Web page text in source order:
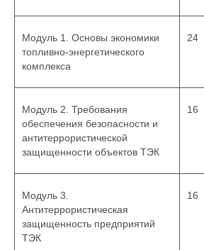
Модуль 1. Основы экономики
топливно-энергетического
комплекса
24
Модуль 2. Требования
обеспечения безопасности и
антитеррористической
защищенности объектов ТЭК
16
Модуль 3.
Антитеррористическая
защищенность предприятий
ТЭК
16